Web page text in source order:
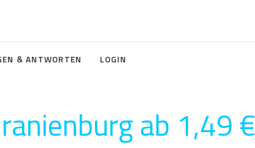
& ANTWORTEN LOGIN
ab 1,49 €